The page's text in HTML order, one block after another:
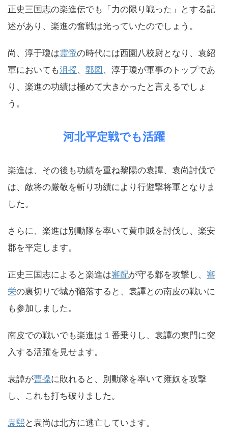
正史三国志の楽進伝でも「力の限り戦った」とする記
述があり、楽進の奮戦は光っていたのでしょう。
尚、淳于瓊は霊帝の時代には西園八校尉となり、袁紹
軍においても沮授、 郭図 、淳于瓊が軍事のトップであ
り、楽進の功績は極めて大きかったと言えるでしょ
う。
河北平定戦でも活躍
楽進は、その後も功績を重ね黎陽の袁譚、袁尚討伐で
は、敵将の厳敬を斬り功績により行遊撃将軍となりま
した。
さらに、楽進は別動隊を率いて黄巾賊を討伐し、楽安
郡を平定します。
正史三国志によると楽進は審配が守る鄴を攻撃し、 審
栄の裏切りで城が陥落すると、袁譚との南皮の戦いに
も参加しました。
南皮での戦いでも楽進は１番乗りし、袁譚の東門に突
入する活躍を見せます。
袁譚が曹操に敗れると、別動隊を率いて雍奴を攻撃
し、これも打ち破りました。
袁煕 と袁尚は北方に逃亡しています。